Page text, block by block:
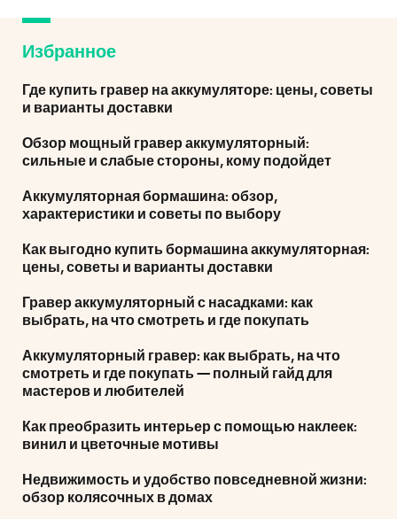
Избранное
Где купить гравер на аккумуляторе: цены, советы
и варианты доставки
Обзор мощный гравер аккумуляторный:
сильные и слабые стороны, кому подойдет
Аккумуляторная бормашина: обзор,
характеристики и советы по выбору
Как выгодно купить бормашина аккумуляторная:
цены, советы и варианты доставки
Гравер аккумуляторный с насадками: как
выбрать, на что смотреть и где покупать
Аккумуляторный гравер: как выбрать, на что
смотреть и где покупать — полный гайд для
мастеров и любителей
Как преобразить интерьер с помощью наклеек:
винил и цветочные мотивы
Недвижимость и удобство повседневной жизни:
обзор колясочных в домах